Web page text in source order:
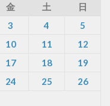
金 土
日
3 4
5
10 11
12
17 18
19
24 25
26